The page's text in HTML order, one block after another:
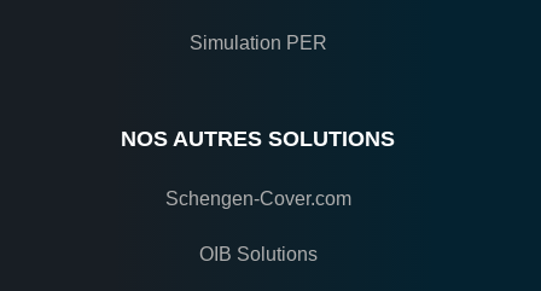
Simulation PER
NOS AUTRES SOLUTIONS
Schengen-Cover.com
OIB Solutions